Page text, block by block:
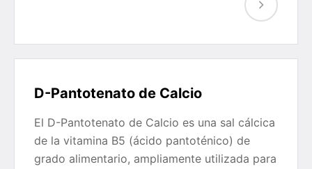
D-Pantotenato de Calcio
El D-Pantotenato de Calcio es una sal cálcica
de la vitamina B5 (ácido pantoténico) de
grado alimentario, ampliamente utilizada para